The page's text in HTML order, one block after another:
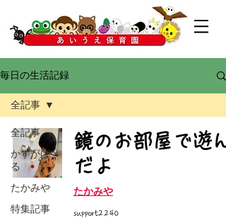
毎日の生活記録
全記事
かすがば
る
たかみや
特集記事
全記事
鏡のお部屋で遊ん
だよ
たかみや
support2240